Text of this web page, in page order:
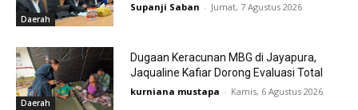
Daerah
Supanji Saban - Jumat, 7 Agustus 2026
Daerah
Dugaan Keracunan MBG di Jayapura,
Jaqualine Kafiar Dorong Evaluasi Total
kurniana mustapa - Kamis, 6 Agustus 2026